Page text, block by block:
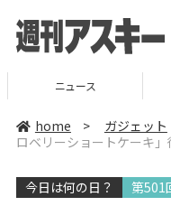
ニュース
home > ガジェット
ロベリーショートケーキ
今日は何の日？ 第501